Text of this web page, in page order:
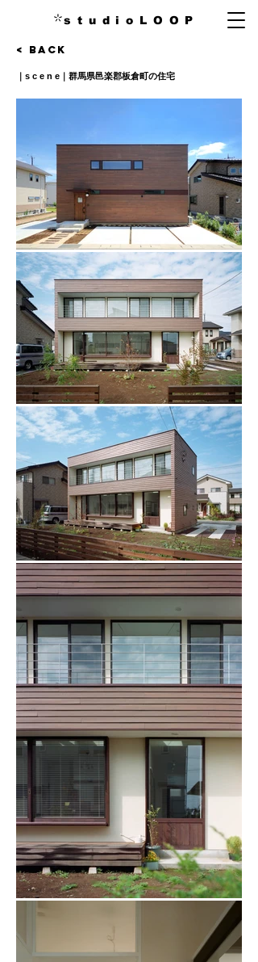
s t u d i o L O O P
< Back
｜s c e n e｜群馬県邑楽郡板倉町の住宅